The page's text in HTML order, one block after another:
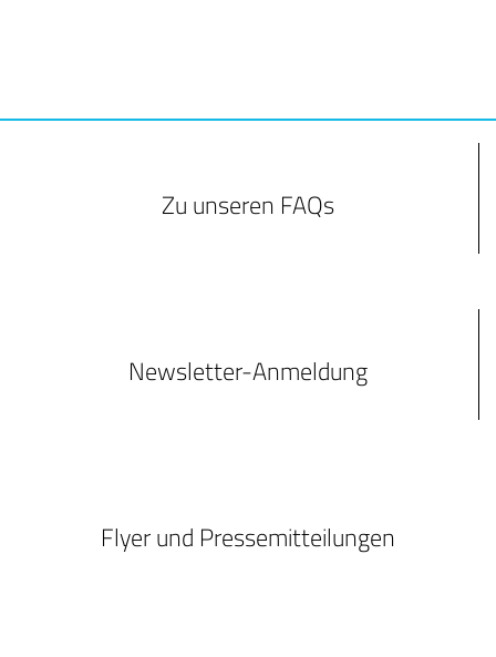
Zu unseren FAQs
Newsletter-Anmeldung
Flyer und Pressemitteilungen